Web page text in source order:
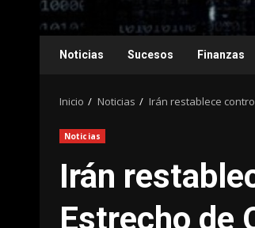
Noticias Sucesos Finanzas
Inicio Noticias Irán restablece
Noticias
Irán
Estrecho de